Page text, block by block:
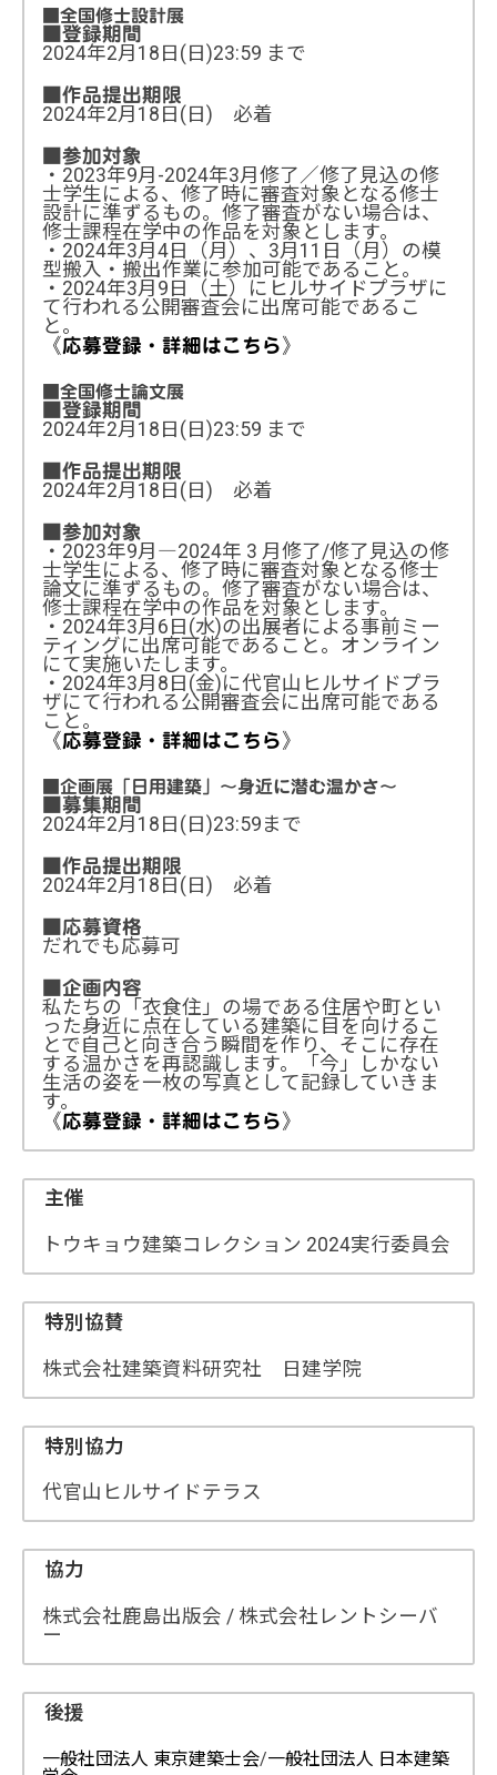
■全国修士設計展
■登録期間
2024年2月18日(日)23:59 まで
■作品提出期限
2024年2月18日(日) 必着
■参加対象
・2023年9月-2024年3月修了／修了見込の修
士学生による、修了時に審査対象となる修士
設計に準ずるもの。修了審査がない場合は、
修士課程在学中の作品を対象とします。
・2024年3月4日（月）、3月11日（月）の模
型搬入・搬出作業に参加可能であること。
・2024年3月9日（土）にヒルサイドプラザに
て行われる公開審査会に出席可能であるこ
と。
《応募登録・詳細はこちら》
■全国修士論文展
■登録期間
2024年2月18日(日)23:59 まで
■作品提出期限
2024年2月18日(日) 必着
■参加対象
・2023年9月―2024年 3 月修了/修了見込の修
士学生による、修了時に審査対象となる修士
論文に準ずるもの。修了審査がない場合は、
修士課程在学中の作品を対象とします。
・2024年3月6日(水)の出展者による事前ミー
ティングに出席可能であること。オンライン
にて実施いたします。
・2024年3月8日(金)に代官山ヒルサイドプラ
ザにて行われる公開審査会に出席可能である
こと。
《応募登録・詳細はこちら》
■企画展「日用建築」～身近に潜む温かさ～
■募集期間
2024年2月18日(日)23:59まで
■作品提出期限
2024年2月18日(日) 必着
■応募資格
だれでも応募可
■企画内容
私たちの「衣食住」の場である住居や町とい
った身近に点在している建築に目を向けるこ
とで自己と向き合う瞬間を作り、そこに存在
する温かさを再認識します。「今」しかない
生活の姿を一枚の写真として記録していきま
す。
《応募登録・詳細はこちら》
主催
トウキョウ建築コレクション 2024実行委員会
特別協賛
株式会社建築資料研究社 日建学院
特別協力
代官山ヒルサイドテラス
協力
株式会社鹿島出版会 / 株式会社レントシーバ
ー
後援
一般社団法人 東京建築士会/一般社団法人 日本建築